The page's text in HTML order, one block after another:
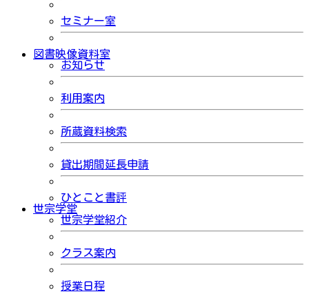
セミナー室
図書映像資料室
お知らせ
利用案内
所蔵資料検索
貸出期間延長申請
ひとこと書評
世宗学堂
世宗学堂紹介
クラス案内
授業日程